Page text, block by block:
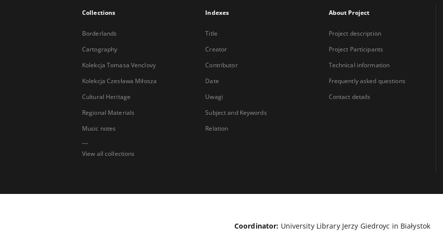
Collections
Borderlands
Cartography
Kolekcja Tomasa Venclovy
Kolekcja Czesława Miłosza
Cultural Heritage
Regional Materials
Music notes
...
View all collections
Indexes
Title
Creator
Contributor
Date
Uwagi
Subject and Keywords
Relation
About Project
Project description
Project Participants
Technical information
Frequently asked questions
Contact details
Coordinator: University Library Jerzy Giedroyc in Białystok